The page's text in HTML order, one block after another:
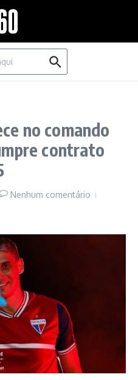
no comando
contrato
Nenhum comentário